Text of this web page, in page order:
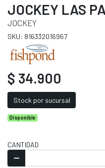
JOCKEY LAS
JOCKEY
SKU: 816332016967
$ 34.900
Stock por sucursal
Disponible
CANTIDAD